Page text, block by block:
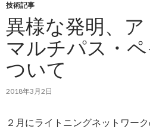
技術記事
異様な発明、ア
マルチパス・
ついて
2018年3月2日
２月にライトニングネットワー